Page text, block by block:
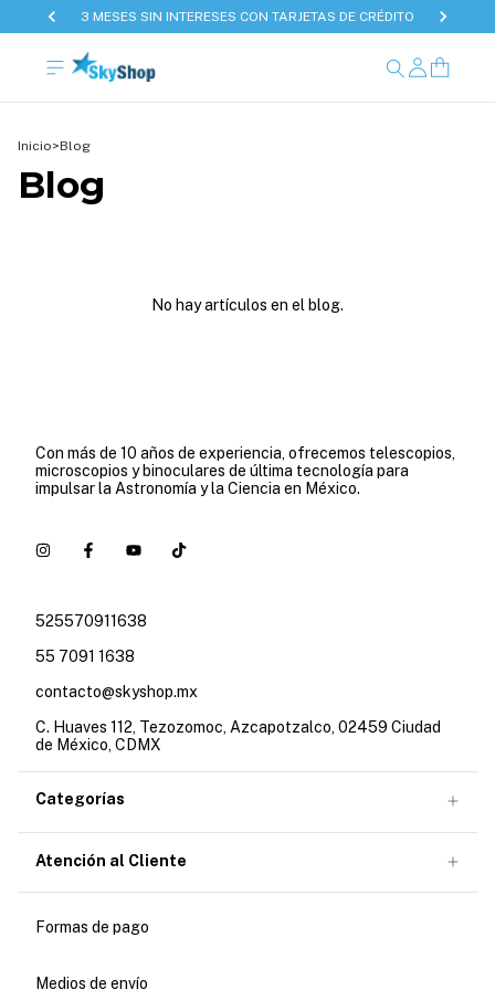
3 MESES SIN INTERESES CON TARJETAS DE CRÉDITO
Inicio>Blog
Blog
No hay artículos en el blog.
Con más de 10 años de experiencia, ofrecemos telescopios,
microscopios y binoculares de última tecnología para
impulsar la Astronomía y la Ciencia en México.
525570911638
55 7091 1638
contacto@skyshop.mx
C. Huaves 112, Tezozomoc, Azcapotzalco, 02459 Ciudad
de México, CDMX
Categorías
Atención al Cliente
Formas de pago
Medios de envío